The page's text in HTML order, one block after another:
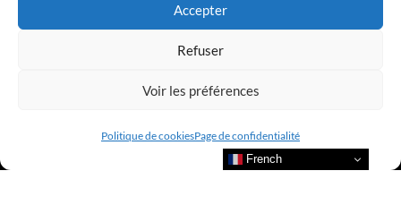
Accepter
Refuser
Voir les préférences
Politique de cookiesPage de confidentialité
French